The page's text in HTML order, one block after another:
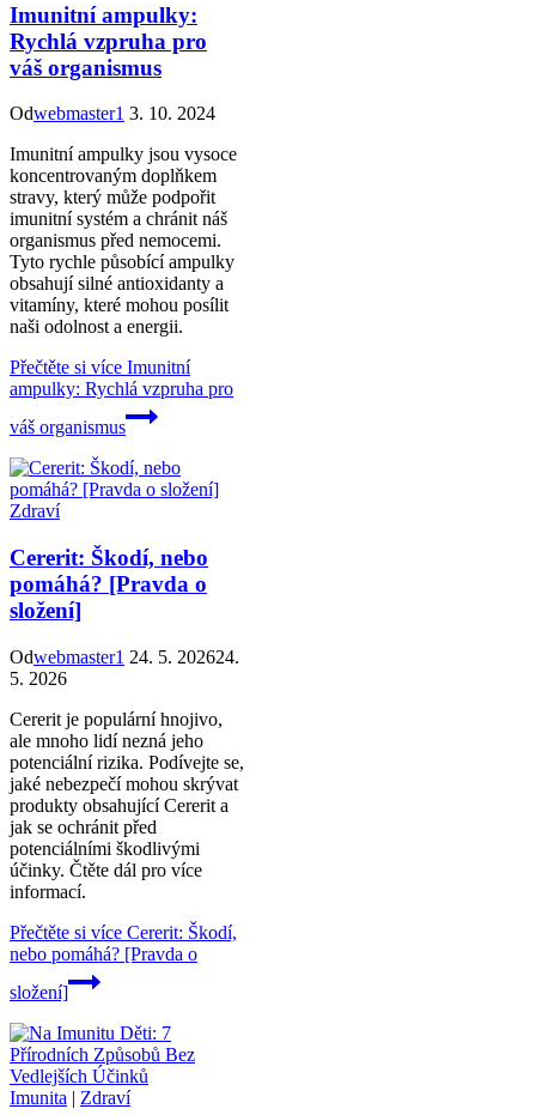
Imunitní ampulky:
Rychlá vzpruha pro
váš organismus
Odwebmaster1 3. 10. 2024
Imunitní ampulky jsou vysoce
koncentrovaným doplňkem
stravy, který může podpořit
imunitní systém a chránit náš
organismus před nemocemi.
Tyto rychle působící ampulky
obsahují silné antioxidanty a
vitamíny, které mohou posílit
naši odolnost a energii.
Přečtěte si více Imunitní
ampulky: Rychlá vzpruha pro
váš organismus
Zdraví
Cererit: Škodí, nebo
pomáhá? [Pravda o
složení]
Odwebmaster1 24. 5. 202624.
5. 2026
Cererit je populární hnojivo,
ale mnoho lidí nezná jeho
potenciální rizika. Podívejte se,
jaké nebezpečí mohou skrývat
produkty obsahující Cererit a
jak se ochránit před
potenciálními škodlivými
účinky. Čtěte dál pro více
informací.
Přečtěte si více Cererit: Škodí,
nebo pomáhá? [Pravda o
složení]
Imunita | Zdraví